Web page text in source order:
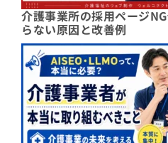
介護事業所の採用ページ
らない原因と改善例